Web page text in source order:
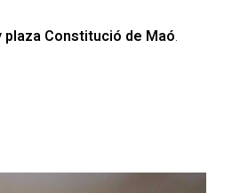
plaza Constitució de Maó.